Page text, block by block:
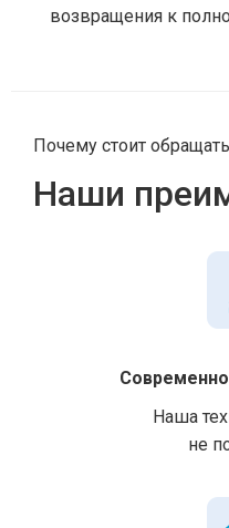
возвращения к
Почему стоит
Наши
Наша
не